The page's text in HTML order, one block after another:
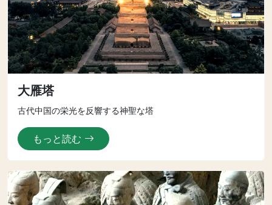
大雁塔
古代中国の栄光を反響する神聖な塔
もっと読む